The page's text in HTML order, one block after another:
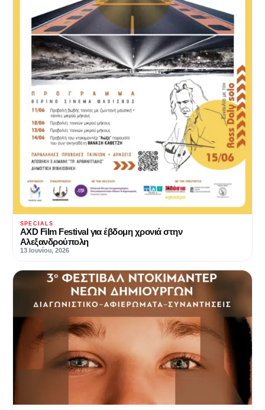
SPECIALS
AXD Film Festival για έβδομη χρονιά στην
Αλεξανδρούπολη
13 Ιουνίου, 2026